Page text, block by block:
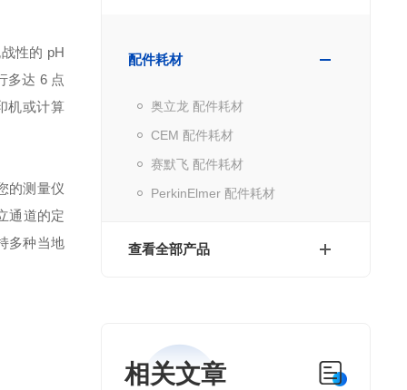
配件耗材
奥立龙 配件耗材
CEM 配件耗材
赛默飞 配件耗材
PerkinElmer 配件耗材
查看全部产品
相关文章
性的 pH
多达 6 点
机或计算
的测量仪
通道的定
多种当地